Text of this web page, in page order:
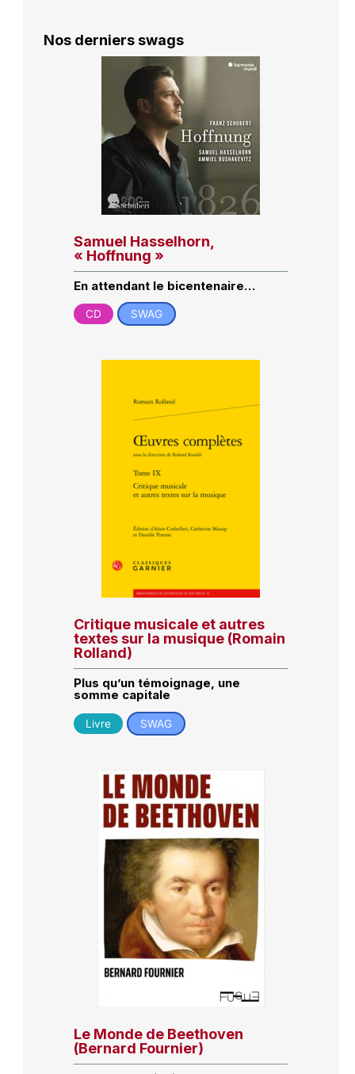
Nos derniers swags
Samuel Hasselhorn,
« Hoffnung »
En attendant le bicentenaire…
CD SWAG
Critique musicale et autres
textes sur la musique (Romain
Rolland)
Plus qu’un témoignage, une
somme capitale
Livre SWAG
Le Monde de Beethoven
(Bernard Fournier)